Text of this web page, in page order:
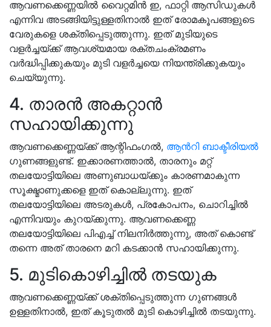
ആവണക്കെണ്ണയിൽ വൈറ്റമിൻ ഇ, ഫാറ്റി ആസിഡുകൾ
എന്നിവ അടങ്ങിയിട്ടുള്ളതിനാൽ ഇത് രോമകൂപങ്ങളുടെ
വേരുകളെ ശക്തിപ്പെടുത്തുന്നു. ഇത് മുടിയുടെ
വളർച്ചയ്ക്ക് ആവശ്യമായ രക്തചംക്രമണം
വർദ്ധിപ്പിക്കുകയും മുടി വളർച്ചയെ നിയന്ത്രിക്കുകയും
ചെയ്യുന്നു.
4. താരൻ അകറ്റാൻ
സഹായിക്കുന്നു
ആവണക്കെണ്ണയ്ക്ക് ആന്റിഫംഗൽ, ആൻറി ബാക്ടീരിയൽ
ഗുണങ്ങളുണ്ട്. ഇക്കാരണത്താൽ, താരനും മറ്റ്
തലയോട്ടിയിലെ അണുബാധയ്ക്കും കാരണമാകുന്ന
സൂക്ഷ്മാണുക്കളെ ഇത് കൊല്ലുന്നു. ഇത്
തലയോട്ടിയിലെ അടരുകൾ, പ്രകോപനം, ചൊറിച്ചിൽ
എന്നിവയും കുറയ്ക്കുന്നു. ആവണക്കെണ്ണ
തലയോട്ടിയിലെ പിഎച്ച് നിലനിർത്തുന്നു, അത് കൊണ്ട്
തന്നെ അത് താരനെ മറി കടക്കാൻ സഹായിക്കുന്നു.
5. മുടികൊഴിച്ചിൽ തടയുക
ആവണക്കെണ്ണയ്ക്ക് ശക്തിപ്പെടുത്തുന്ന ഗുണങ്ങൾ
ഉള്ളതിനാൽ, ഇത് കൂടുതൽ മുടി കൊഴിച്ചിൽ തടയുന്നു.